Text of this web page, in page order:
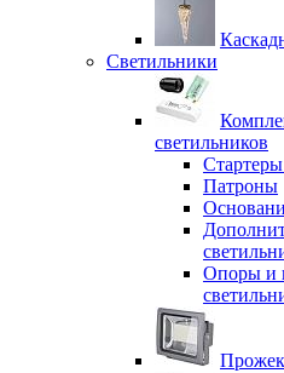
Светильники
светильников
Патроны
Опоры и